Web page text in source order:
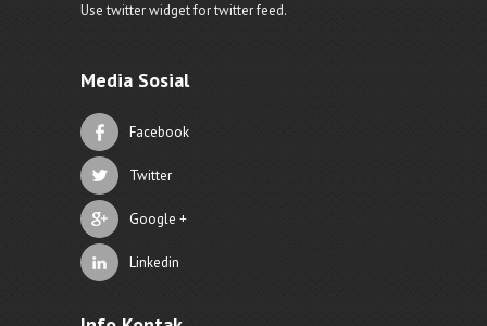
Use twitter widget for twitter feed.
Media Sosial
Facebook
Twitter
Google +
Linkedin